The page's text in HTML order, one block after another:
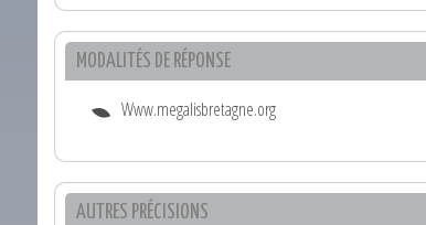
MODALITÉS DE RÉPONSE
Www.megalisbretagne.org
AUTRES PRÉCISIONS